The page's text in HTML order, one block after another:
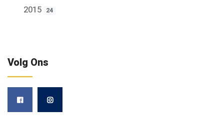
2015 24
Volg Ons